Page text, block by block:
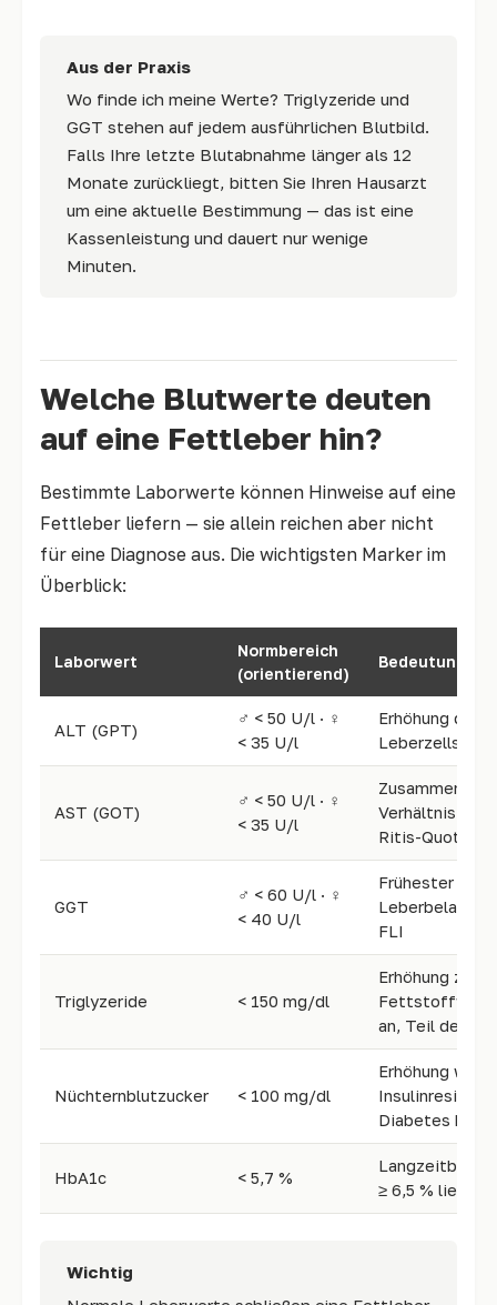
Aus der Praxis
Wo finde ich meine Werte? Triglyzeride und
GGT stehen auf jedem ausführlichen Blutbild.
Falls Ihre letzte Blutabnahme länger als 12
Monate zurückliegt, bitten Sie Ihren Hausarzt
um eine aktuelle Bestimmung — das ist eine
Kassenleistung und dauert nur wenige
Minuten.
Welche Blutwerte deuten
auf eine Fettleber hin?
Bestimmte Laborwerte können Hinweise auf eine
Fettleber liefern — sie allein reichen aber nicht
für eine Diagnose aus. Die wichtigsten Marker im
Überblick:
Laborwert
Normbereich
(orientierend)
Bedeutung
ALT (GPT)
♂ < 50 U/l · ♀
< 35 U/l
Erhöhung
AST (GOT)
♂ < 50 U/l · ♀
< 35 U/l
Zusammen
Verhältnis
Ritis-Quotient)
GGT
♂ < 60 U/l · ♀
< 40 U/l
Frühester
FLI
Triglyzeride < 150 mg/dl
Erhöhung zeigt
an, Teil des FLI
Nüchternblutzucker < 100 mg/dl
Erhöhung
Diabetes hin
HbA1c < 5,7 %
≥ 6,5 % liegt
Wichtig